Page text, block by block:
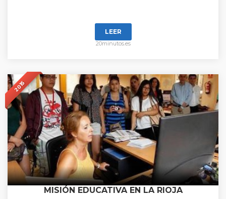
LEER
20minutos.es
2015
MISIÓN EDUCATIVA EN LA RIOJA